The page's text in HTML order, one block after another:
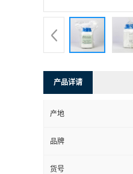
产品详请
产地
品牌
货号